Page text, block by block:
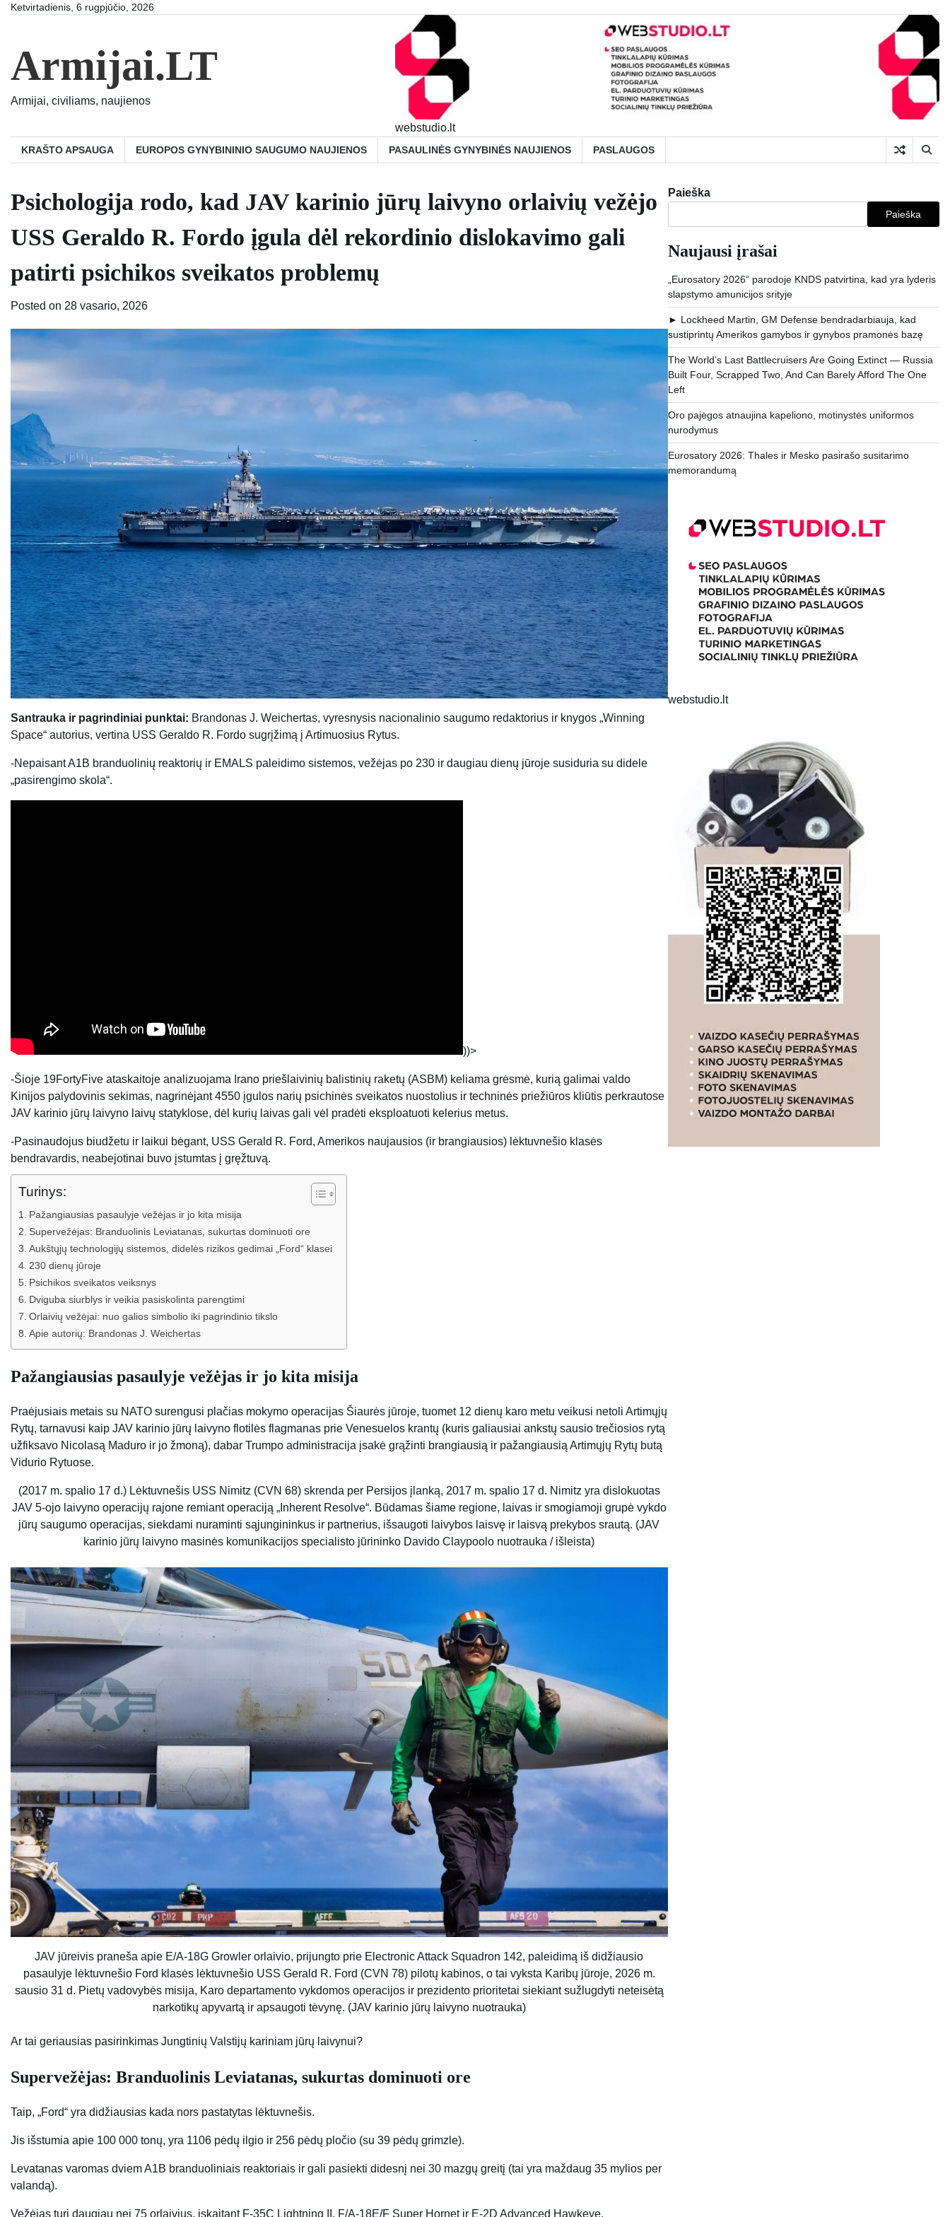
SkipKetvirtadienis, 6 rugpjūčio, 2026
Armijai.LT
Armijai, civiliams, naujienos
webstudio.lt
KRAŠTO APSAUGA EUROPOS GYNYBININIO SAUGUMO NAUJIENOS PASAULINĖS GYNYBINĖS NAUJIENOS PASLAUGOS
Psichologija rodo, kad JAV karinio jūrų laivyno orlaivių vežėjo
USS Geraldo R. Fordo įgula dėl rekordinio dislokavimo gali
patirti psichikos sveikatos problemų
Posted on 28 vasario, 2026
Santrauka ir pagrindiniai punktai: Brandonas J. Weichertas, vyresnysis nacionalinio saugumo redaktorius ir knygos „Winning
Space“ autorius, vertina USS Geraldo R. Fordo sugrįžimą į Artimuosius Rytus.
-Nepaisant A1B branduolinių reaktorių ir EMALS paleidimo sistemos, vežėjas po 230 ir daugiau dienų jūroje susiduria su didele
„pasirengimo skola“.
))>
-Šioje 19FortyFive ataskaitoje analizuojama Irano priešlaivinių balistinių raketų (ASBM) keliama grėsmė, kurią galimai valdo
Kinijos palydovinis sekimas, nagrinėjant 4550 įgulos narių psichinės sveikatos nuostolius ir techninės priežiūros kliūtis perkrautose
JAV karinio jūrų laivyno laivų statyklose, dėl kurių laivas gali vėl pradėti eksploatuoti kelerius metus.
-Pasinaudojus biudžetu ir laikui bėgant, USS Gerald R. Ford, Amerikos naujausios (ir brangiausios) lėktuvnešio klasės
bendravardis, neabejotinai buvo įstumtas į gręžtuvą.
Turinys:
Pažangiausias pasaulyje vežėjas ir jo kita misija
Supervežėjas: Branduolinis Leviatanas, sukurtas dominuoti ore
Aukštųjų technologijų sistemos, didelės rizikos gedimai „Ford“ klasei
230 dienų jūroje
Psichikos sveikatos veiksnys
Dviguba siurblys ir veikia pasiskolinta parengtimi
Orlaivių vežėjai: nuo galios simbolio iki pagrindinio tikslo
Apie autorių: Brandonas J. Weichertas
Pažangiausias pasaulyje vežėjas ir jo kita misija
Praėjusiais metais su NATO surengusi plačias mokymo operacijas Šiaurės jūroje, tuomet 12 dienų karo metu veikusi netoli Artimųjų
Rytų, tarnavusi kaip JAV karinio jūrų laivyno flotilės flagmanas prie Venesuelos krantų (kuris galiausiai ankstų sausio trečiosios rytą
užfiksavo Nicolasą Maduro ir jo žmoną), dabar Trumpo administracija įsakė grąžinti brangiausią ir pažangiausią Artimųjų Rytų butą
Vidurio Rytuose.
(2017 m. spalio 17 d.) Lėktuvnešis USS Nimitz (CVN 68) skrenda per Persijos įlanką, 2017 m. spalio 17 d. Nimitz yra dislokuotas
JAV 5-ojo laivyno operacijų rajone remiant operaciją „Inherent Resolve“. Būdamas šiame regione, laivas ir smogiamoji grupė vykdo
jūrų saugumo operacijas, siekdami nuraminti sąjungininkus ir partnerius, išsaugoti laivybos laisvę ir laisvą prekybos srautą. (JAV
karinio jūrų laivyno masinės komunikacijos specialisto jūrininko Davido Claypoolo nuotrauka / išleista)
JAV jūreivis praneša apie E/A-18G Growler orlaivio, prijungto prie Electronic Attack Squadron 142, paleidimą iš didžiausio
pasaulyje lėktuvnešio Ford klasės lėktuvnešio USS Gerald R. Ford (CVN 78) pilotų kabinos, o tai vyksta Karibų jūroje, 2026 m.
sausio 31 d. Pietų vadovybės misija, Karo departamento vykdomos operacijos ir prezidento prioritetai siekiant sužlugdyti neteisėtą
narkotikų apyvartą ir apsaugoti tėvynę. (JAV karinio jūrų laivyno nuotrauka)
Ar tai geriausias pasirinkimas Jungtinių Valstijų kariniam jūrų laivynui?
Supervežėjas: Branduolinis Leviatanas, sukurtas dominuoti ore
Taip, „Ford“ yra didžiausias kada nors pastatytas lėktuvnešis.
Jis išstumia apie 100 000 tonų, yra 1106 pėdų ilgio ir 256 pėdų pločio (su 39 pėdų grimzle).
Levatanas varomas dviem A1B branduoliniais reaktoriais ir gali pasiekti didesnį nei 30 mazgų greitį (tai yra maždaug 35 mylios per
valandą).
Vežėjas turi daugiau nei 75 orlaivius, įskaitant F-35C Lightning II, F/A-18E/F Super Hornet ir E-2D Advanced Hawkeye.
Paieška
Paieška
Naujausi įrašai
„Eurosatory 2026“ parodoje KNDS patvirtina, kad yra lyderis
slapstymo amunicijos srityje
► Lockheed Martin, GM Defense bendradarbiauja, kad
sustiprintų Amerikos gamybos ir gynybos pramonės bazę
The World’s Last Battlecruisers Are Going Extinct — Russia
Built Four, Scrapped Two, And Can Barely Afford The One
Left
Oro pajėgos atnaujina kapeliono, motinystės uniformos
nurodymus
Eurosatory 2026: Thales ir Mesko pasirašo susitarimo
memorandumą
webstudio.lt